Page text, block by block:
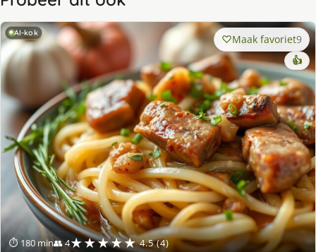
AI-kok
⏱ 180 min👥 4★★★★★ 4.5 (4)
Maak favoriet9
👍